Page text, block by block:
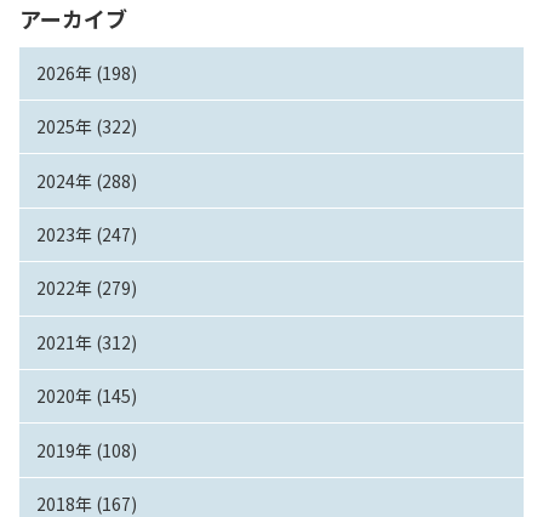
アーカイブ
2026年 (198)
2025年 (322)
2024年 (288)
2023年 (247)
2022年 (279)
2021年 (312)
2020年 (145)
2019年 (108)
2018年 (167)